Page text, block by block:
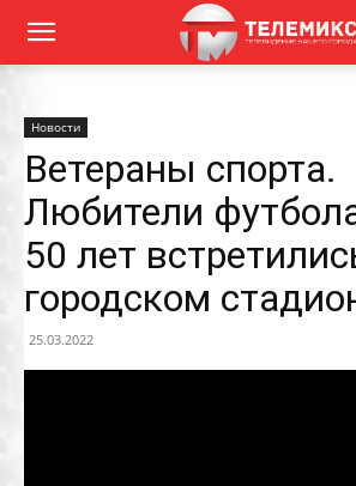
Новости
Ветераны спорта.
Любители
50 лет
городском
25.03.2022